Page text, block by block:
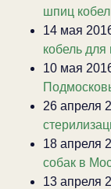
шпиц
14 мая
кобель для
10 мая
26 апреля
18 апреля
собак в
13 апреля